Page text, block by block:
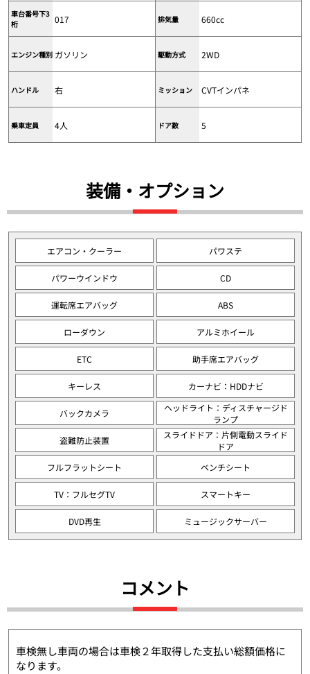
車台番号下3
桁
017 排気量 660cc
エンジン種別 ガソリン 駆動方式 2WD
ハンドル 右 ミッション CVTインパネ
乗車定員 4人 ドア数 5
装備・オプション
エアコン・クーラー パワステ
パワーウインドウ CD
運転席エアバッグ ABS
ローダウン アルミホイール
ETC 助手席エアバッグ
キーレス カーナビ：HDDナビ
バックカメラ
ヘッドライト：ディスチャージド
ランプ
盗難防止装置
スライドドア：片側電動スライド
ドア
フルフラットシート
ベンチシート
TV：フルセグTV スマートキー
DVD再生 ミュージックサーバー
コメント
車検無し車両の場合は車検２年取得した支払い総額価格に
なります。